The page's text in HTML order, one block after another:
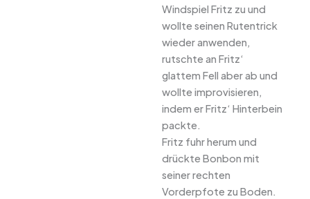
Windspiel Fritz zu und
wollte seinen Rutentrick
wieder anwenden,
rutschte an Fritz‘
glattem Fell aber ab und
wollte improvisieren,
indem er Fritz‘ Hinterbein
packte.
Fritz fuhr herum und
drückte Bonbon mit
seiner rechten
Vorderpfote zu Boden.